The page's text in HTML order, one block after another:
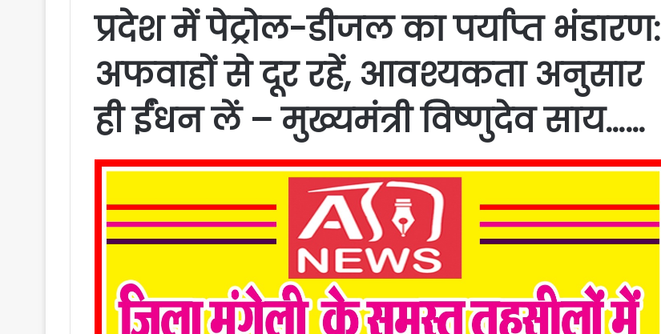
प्रदेश में पेट्रोल-डीजल का पर्याप्त भंडारण:
अफवाहों से दूर रहें, आवश्यकता अनुसार
ही ईंधन लें – मुख्यमंत्री विष्णुदेव साय……